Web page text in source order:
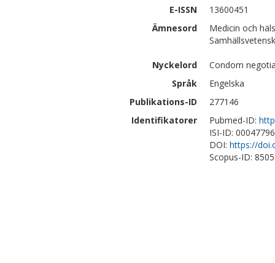
E-ISSN
13600451
Ämnesord
Medicin och
Nyckelord
Condom
Språk
Engelska
Publikations-ID
277146
Identifikatorer
Pubmed-ID:
ISI-ID:
DOI: https://
Scopus-ID: